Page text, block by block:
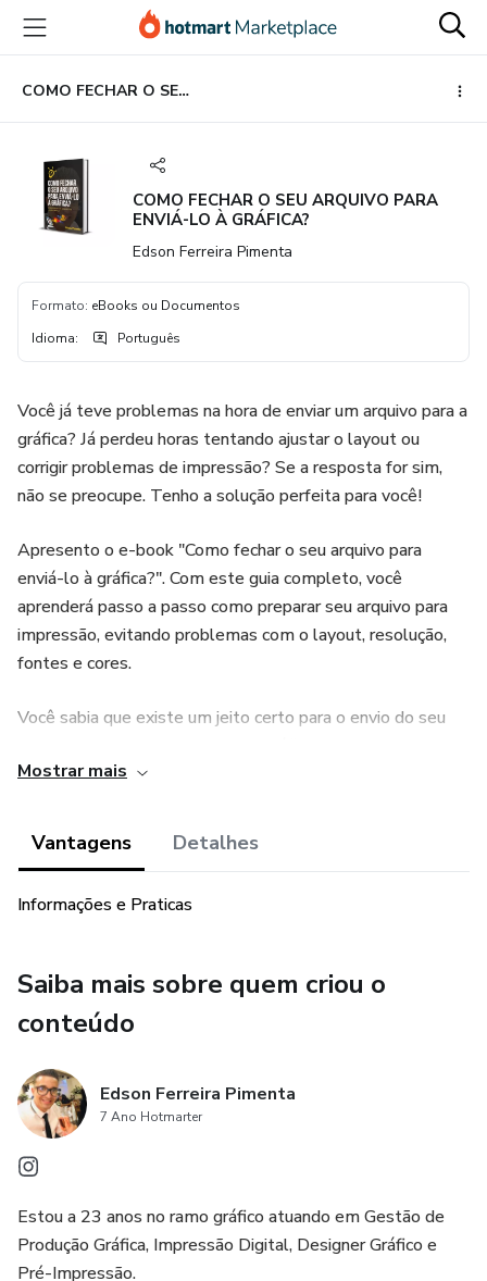
para
conteúdo
principal
para
pagamento
para
rodapé
COMO FECHAR O SEU ARQUIVO PARA ENVIÁ-LO À GRÁFICA?
COMO FECHAR O SEU ARQUIVO PARA
ENVIÁ-LO À GRÁFICA?
Edson Ferreira Pimenta
Formato: eBooks ou Documentos
Idioma: Português
Você já teve problemas na hora de enviar um arquivo para a
gráfica? Já perdeu horas tentando ajustar o layout ou
corrigir problemas de impressão? Se a resposta for sim,
não se preocupe. Tenho a solução perfeita para você!
Apresento o e-book "Como fechar o seu arquivo para
enviá-lo à gráfica?". Com este guia completo, você
aprenderá passo a passo como preparar seu arquivo para
impressão, evitando problemas com o layout, resolução,
fontes e cores.
Você sabia que existe um jeito certo para o envio do seu
que o arquivo seja preparado corretamente e que a
Mostrar mais
Vantagens Detalhes
Informações e Praticas
Saiba mais sobre quem criou o
conteúdo
Edson Ferreira Pimenta
7 Ano Hotmarter
Estou a 23 anos no ramo gráfico atuando em Gestão de
Produção Gráfica, Impressão Digital, Designer Gráfico e
Pré-Impressão.